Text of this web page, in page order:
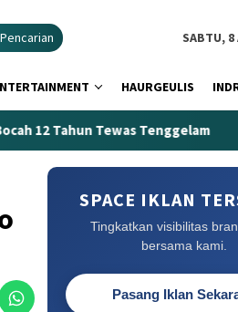
Pencarian SABTU, 8
HAURGEULIS
Tewas Tenggelam Cegah
SPACE IKLAN
Tingkatkan visibilitas
bersama kami.
Pasang Iklan